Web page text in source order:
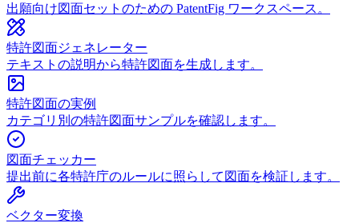
出願向け図面セットのための PatentFig ワークスペース。
特許図面ジェネレーター
テキストの説明から特許図面を生成します。
特許図面の実例
カテゴリ別の特許図面サンプルを確認します。
図面チェッカー
提出前に各特許庁のルールに照らして図面を検証します。
ベクター変換